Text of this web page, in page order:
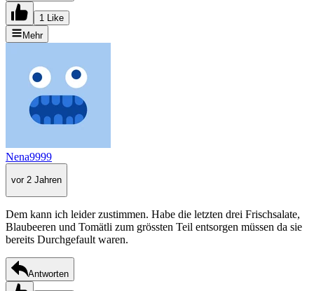
1 Like
Mehr
Nena9999
vor 2 Jahren
Dem kann ich leider zustimmen. Habe die letzten drei Frischsalate,
Blaubeeren und Tomätli zum grössten Teil entsorgen müssen da sie
bereits Durchgefault waren.
Antworten